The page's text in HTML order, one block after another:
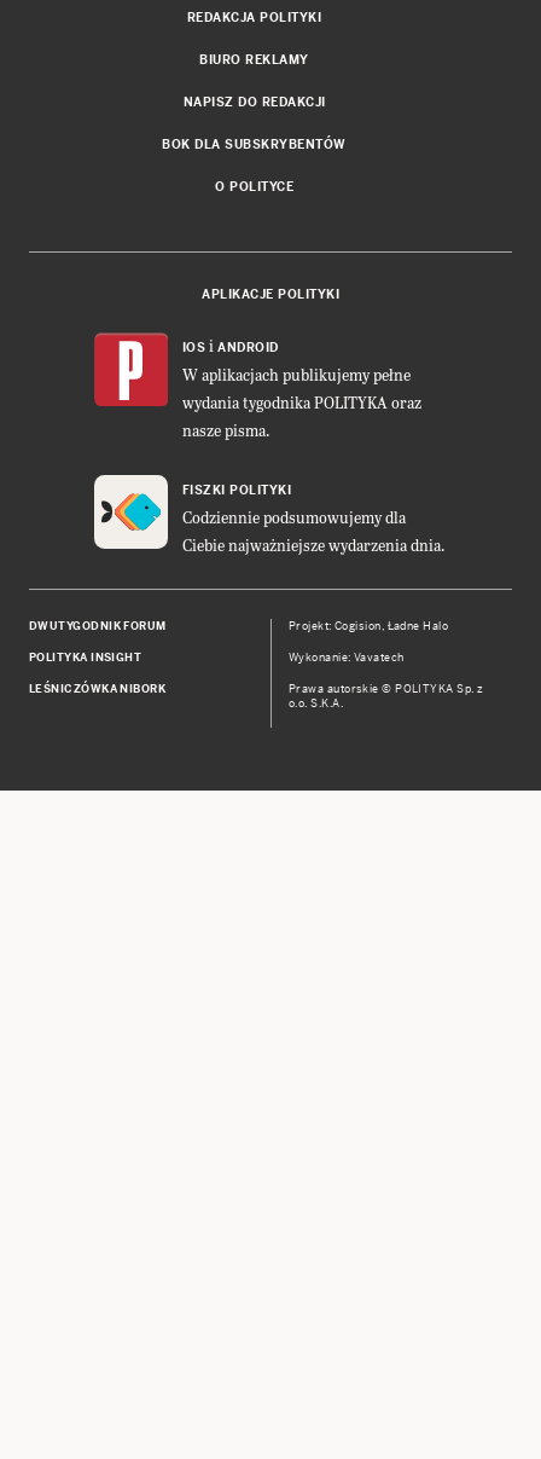
REDAKCJA POLITYKI
BIURO REKLAMY
NAPISZ DO REDAKCJI
BOK DLA SUBSKRYBENTÓW
O POLITYCE
APLIKACJE POLITYKI
IOS i ANDROID
W aplikacjach publikujemy pełne
wydania tygodnika POLITYKA oraz
nasze pisma.
FISZKI POLITYKI
Codziennie podsumowujemy dla
Ciebie najważniejsze wydarzenia dnia.
DWUTYGODNIK FORUM
POLITYKA INSIGHT
LEŚNICZÓWKA NIBORK
Projekt:Cogision, Ładne Halo
Wykonanie: Vavatech
Prawa autorskie © POLITYKA Sp. z
o.o. S.K.A.